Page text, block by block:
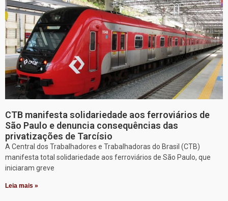
CTB manifesta solidariedade aos ferroviários de
São Paulo e denuncia consequências das
privatizações de Tarcísio
A Central dos Trabalhadores e Trabalhadoras do Brasil (CTB)
manifesta total solidariedade aos ferroviários de São Paulo, que
iniciaram greve
Leia mais »